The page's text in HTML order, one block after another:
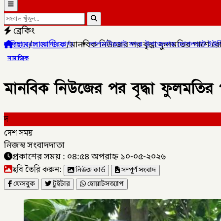
ব্রেকিং
লালমনিরহাট সদর উপজেলার মোগলহাট ইউনিয়নে ১ মহিলা মাদক
হোম/সামাজিক/মানবিক নিউজের পর বৃদ্ধা ফুলমতির পাশে
সামাজিক
মানবিক নিউজের পর বৃদ্ধা ফুলমতির
দ
দেশ সময়
নিজস্ব সংবাদদাতা
প্রকাশের সময় : ০৪:৫৪ অপরাহ্ন ১০-০৫-২০২৬
ছবি তৈরি করুন: নিউজ কার্ড
সম্পূর্ণ সংবাদ
ফেসবুক
টুইটার হোয়াটসঅ্যাপ